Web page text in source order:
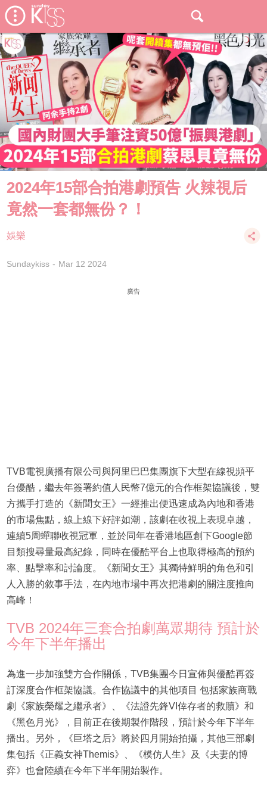
2024年15部合拍港劇預告 火辣視后
竟然一套都無份？！
娛樂
Sundaykiss Mar 12 2024
廣告
TVB電視廣播有限公司與阿里巴巴集團旗下大型在線視頻平
台優酷，繼去年簽署約值人民幣7億元的合作框架協議後，雙
方攜手打造的《新聞女王》一經推出便迅速成為內地和香港
的市場焦點，線上線下好評如潮，該劇在收視上表現卓越，
連續5周蟬聯收視冠軍，並於同年在香港地區創下Google節
目類搜尋量最高紀錄，同時在優酷平台上也取得極高的預約
率、點擊率和討論度。《新聞女王》其獨特鮮明的角色和引
人入勝的敘事手法，在內地市場中再次把港劇的關注度推向
高峰！
TVB 2024年三套合拍劇萬眾期待 預計於
今年下半年播出
為進一步加強雙方合作關係，TVB集團今日宣佈與優酷再簽
訂深度合作框架協議。合作協議中的其他項目 包括家族商戰
劇《家族榮耀之繼承者》、《法證先鋒VI倖存者的救贖》和
《黑色月光》，目前正在後期製作階段，預計於今年下半年
播出。另外，《巨塔之后》將於四月開始拍攝，其他三部劇
集包括《正義女神Themis》、《模仿人生》及《夫妻的博
弈》也會陸續在今年下半年開始製作。